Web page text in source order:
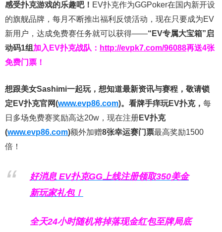
感受扑克游戏的乐趣吧！ EV扑克作为GGPoker在国内新开设
的旗舰品牌，每月不断推出福利反馈活动，现在只要成为EV
新用户，达成免费赛任务就可以获得——“EV专属大宝箱”启
动码1组 加入EV扑克战队： http://evpk7.com/96088再送4张
免费门票！
想跟美女Sashimi一起玩， 想知道最新资讯与赛程， 敬请锁
定EV扑克官网(www.evp86.com)。 看牌手痒玩EV扑克， 每
日多场免费赛奖励高达20w，现在注册EV扑克
(www.evp86.com)额外加赠8张幸运赛门票最高奖励1500
倍！
好消息 EV扑克GG上线注册领取350美金
新玩家礼包！
全天24小时随机将掉落现金红包至牌局底